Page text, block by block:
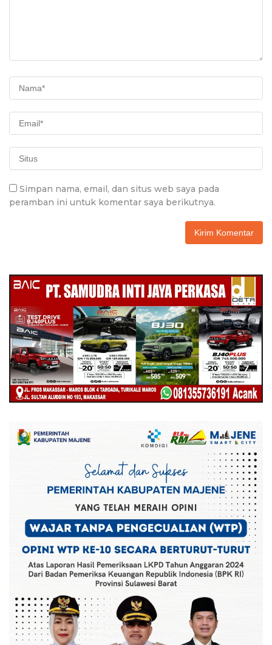
Simpan nama, email, dan situs web saya pada
peramban ini untuk komentar saya berikutnya.